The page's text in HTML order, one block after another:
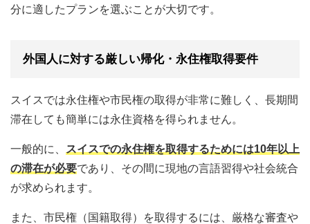
分に適したプランを選ぶことが大切です。
外国人に対する厳しい帰化・永住権取得要件
スイスでは永住権や市民権の取得が非常に難しく、長期間
滞在しても簡単には永住資格を得られません。
一般的に、
スイスでの永住権を取得するためには10年以上
の滞在が必要であり、その間に現地の言語習得や社会統合
が求められます。
また、市民権（国籍取得）を取得するには、厳格な審査や